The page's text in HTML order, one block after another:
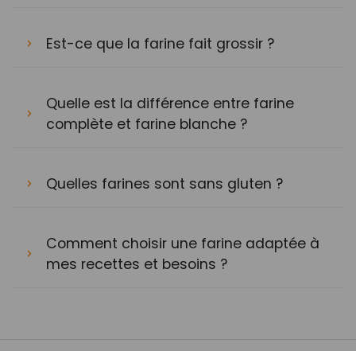
Est-ce que la farine fait grossir ?
Quelle est la différence entre farine
complète et farine blanche ?
Quelles farines sont sans gluten ?
Comment choisir une farine adaptée à
mes recettes et besoins ?